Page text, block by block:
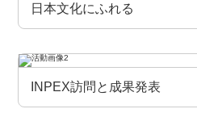
日本文化にふれる
INPEX訪問と成果発表